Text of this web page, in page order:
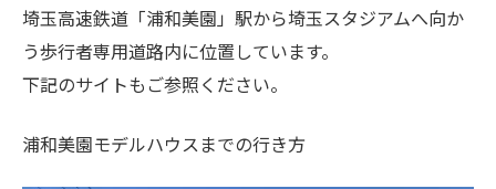
埼玉高速鉄道「浦和美園」駅から埼玉スタジアムへ向か
う歩行者専用道路内に位置しています。
下記のサイトもご参照ください。
浦和美園モデルハウスまでの行き方